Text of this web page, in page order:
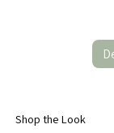
Shop the Look